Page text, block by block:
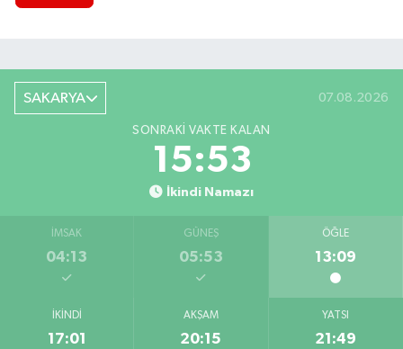
SAKARYA 07.08.2026
SONRAKI VAKTE KALAN
15:52
İkindi Namazı
İMSAK
04:13
GÜNEŞ
05:53
ÖĞLE
13:09
İKINDI
17:01
AKŞAM
20:15
YATSI
21:49